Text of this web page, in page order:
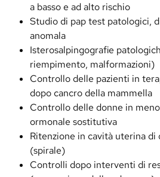
a basso e ad alto rischio
Studio di pap test patologici,
anomala
Isterosalpingografie
riempimento, malformazioni)
Controllo delle pazienti in
dopo cancro della mammella
Controllo delle donne in
ormonale sostitutiva
Ritenzione in cavità uterina
(spirale)
Controlli dopo interventi di